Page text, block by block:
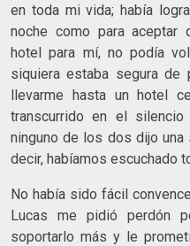
en toda mi vida; había
noche como para aceptar
hotel para mí, no podía
siquiera estaba segura de
llevarme hasta un hotel
transcurrido en el
ninguno de los dos dijo una
decir, habíamos escuchado
No había sido fácil
Lucas me pidió perdón
soportarlo más y le